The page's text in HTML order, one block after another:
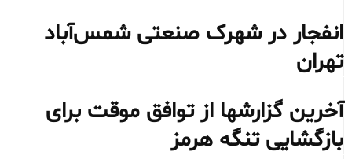
انفجار در شهرک صنعتی شمس‌آباد
تهران
آخرین گزارشها از توافق موقت برای
بازگشایی تنگه هرمز